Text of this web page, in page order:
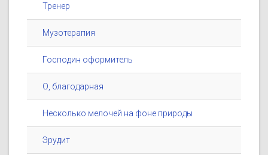
Тренер
Музотерапия
Господин оформитель
О, благодарная
Несколько мелочей на фоне природы
Эрудит